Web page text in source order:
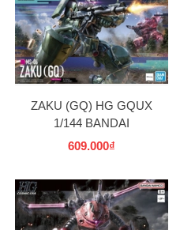
ZAKU (GQ) HG GQUX
1/144 BANDAI
609.000₫